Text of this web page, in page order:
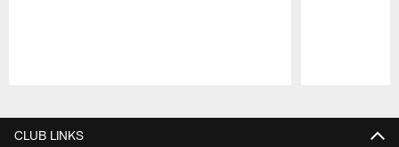
CLUB LINKS